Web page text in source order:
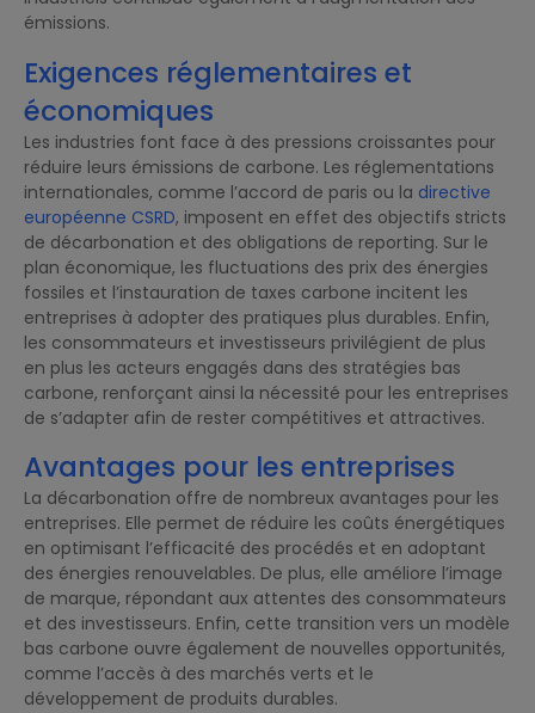
émissions.
Exigences réglementaires et
économiques
Les industries font face à des pressions croissantes pour
réduire leurs émissions de carbone. Les réglementations
internationales, comme l’accord de paris ou la directive
européenne CSRD, imposent en effet des objectifs stricts
de décarbonation et des obligations de reporting. Sur le
plan économique, les fluctuations des prix des énergies
fossiles et l’instauration de taxes carbone incitent les
entreprises à adopter des pratiques plus durables. Enfin,
les consommateurs et investisseurs privilégient de plus
en plus les acteurs engagés dans des stratégies bas
carbone, renforçant ainsi la nécessité pour les entreprises
de s’adapter afin de rester compétitives et attractives.
Avantages pour les entreprises
La décarbonation offre de nombreux avantages pour les
entreprises. Elle permet de réduire les coûts énergétiques
en optimisant l’efficacité des procédés et en adoptant
des énergies renouvelables. De plus, elle améliore l’image
de marque, répondant aux attentes des consommateurs
et des investisseurs. Enfin, cette transition vers un modèle
bas carbone ouvre également de nouvelles opportunités,
comme l’accès à des marchés verts et le
développement de produits durables.